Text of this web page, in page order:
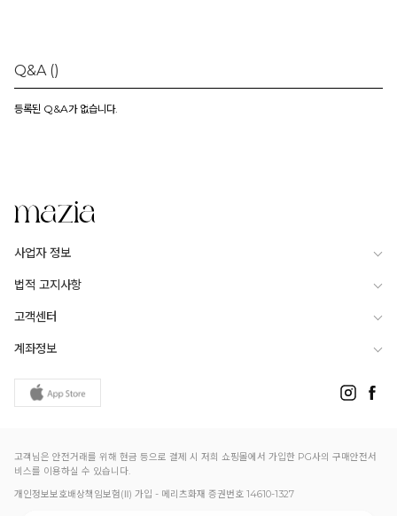
Q&A ()
등록된 Q&A가 없습니다.
사업자 정보
법적 고지사항
고객센터
계좌정보
고객님은 안전거래를 위해 현금 등으로 결제 시 저희 쇼핑몰에서 가입한 PG사의 구매안전서
비스를 이용하실 수 있습니다.
개인정보보호배상책임보험(Ⅱ) 가입 - 메리츠화재 증권번호 14610-1327